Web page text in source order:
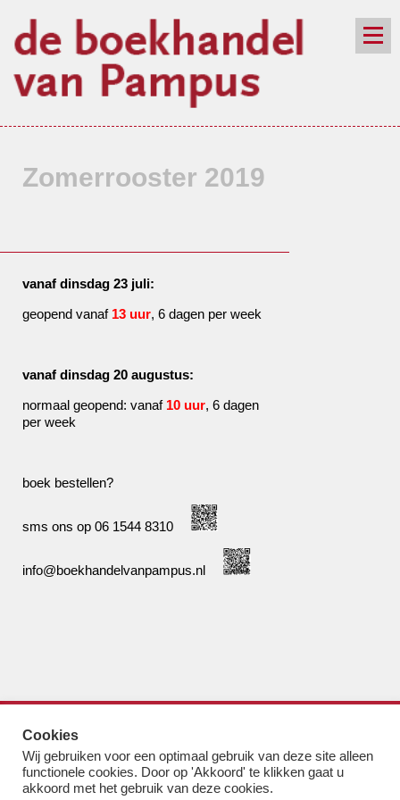
Zomerrooster 2019
vanaf dinsdag 23 juli:
geopend vanaf13 uur, 6 dagen per week
vanaf dinsdag 20 augustus:
normaal geopend: vanaf 10 uur, 6 dagen
per week
boek bestellen?
sms ons op 06 1544 8310
info@boekhandelvanpampus.nl
bestel@boekhandelvanpampus.nl
van Eesterenlaan 17
1019 JK Amsterdam
Cookies
Wij gebruiken voor een optimaal gebruik van deze site alleen
functionele cookies. Door op 'Akkoord' te klikken gaat u
akkoord met het gebruik van deze cookies.